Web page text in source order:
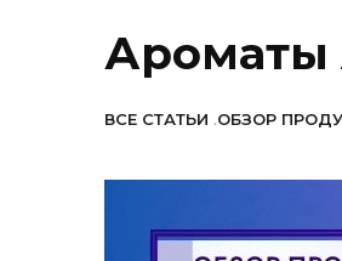
Ароматы
ВСЕ СТАТЬИ ,ОБЗОР